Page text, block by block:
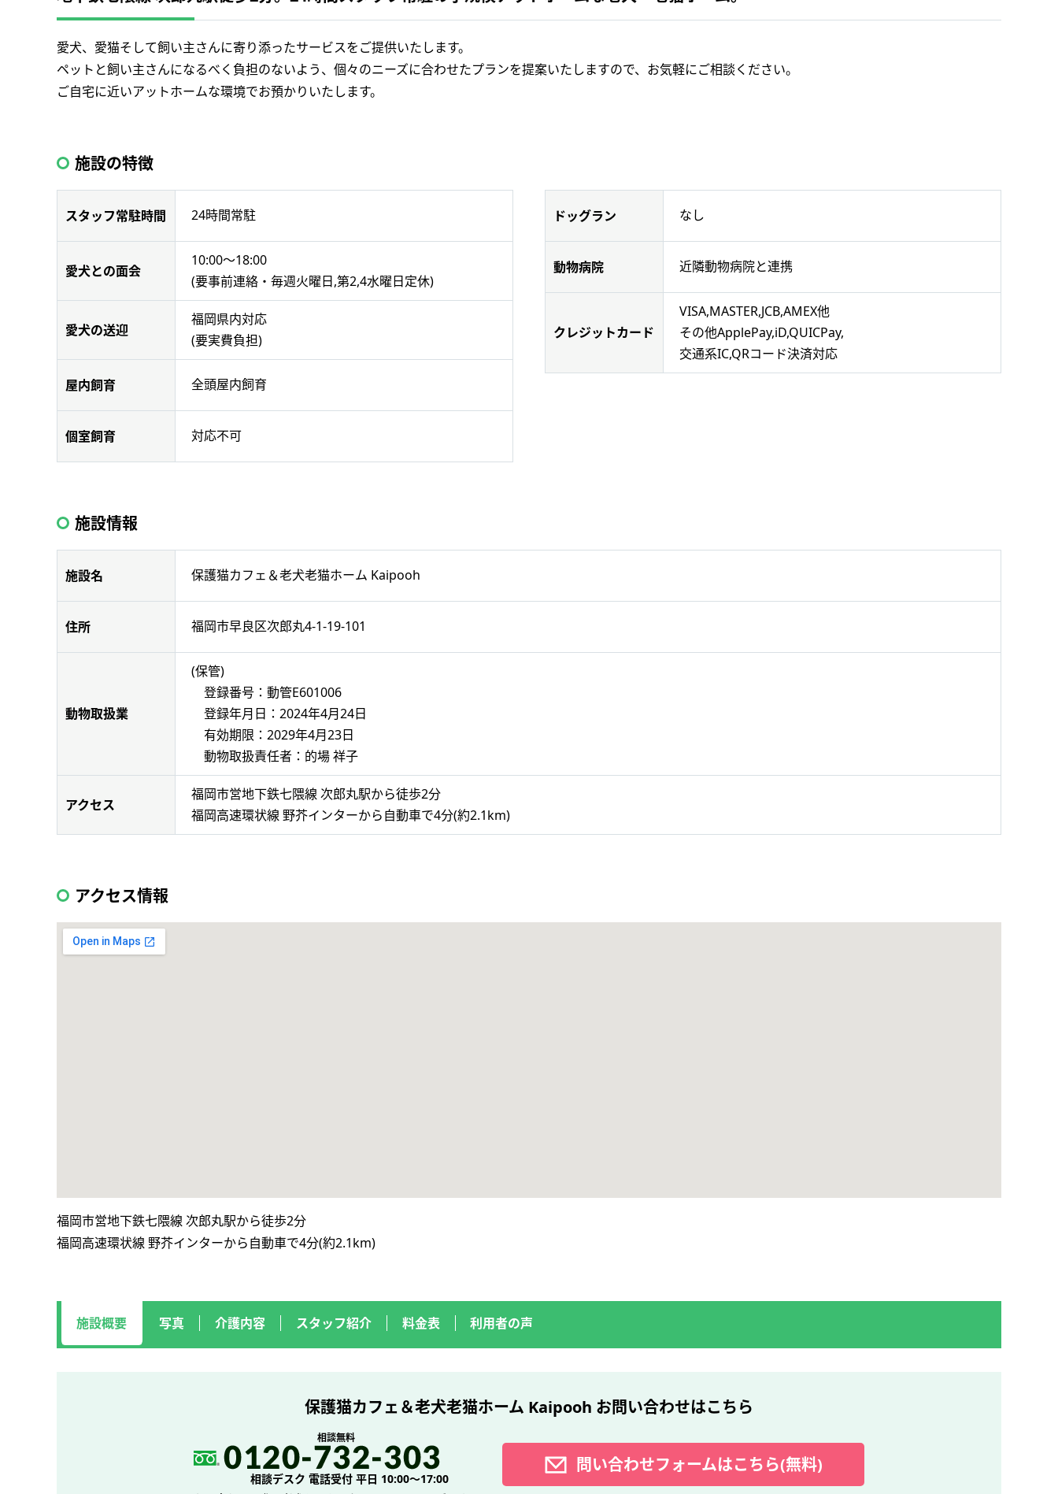
愛犬、愛猫そして飼い主さんに寄り添ったサービスをご提供いたします。
ペットと飼い主さんになるべく負担のないよう、個々のニーズに合わせたプランを提案いたしますので、お気軽にご相談ください。
ご自宅に近いアットホームな環境でお預かりいたします。
施設の特徴
スタッフ常駐時間 24時間常駐
愛犬との面会
10:00～18:00
(要事前連絡・毎週火曜日,第2,4水曜日定休)
愛犬の送迎
福岡県内対応
(要実費負担)
屋内飼育 全頭屋内飼育
個室飼育 対応不可
ドッグラン なし
動物病院 近隣動物病院と連携
クレジットカード
VISA,MASTER,JCB,AMEX他
その他ApplePay,iD,QUICPay,
交通系IC,QRコード決済対応
施設情報
施設名 保護猫カフェ＆老犬老猫ホーム Kaipooh
住所 福岡市早良区次郎丸4-1-19-101
動物取扱業
(保管)
登録番号：動管E601006
登録年月日：2024年4月24日
有効期限：2029年4月23日
動物取扱責任者：的場 祥子
アクセス
福岡市営地下鉄七隈線 次郎丸駅から徒歩2分
福岡高速環状線 野芥インターから自動車で4分(約2.1km)
アクセス情報
福岡市営地下鉄七隈線 次郎丸駅から徒歩2分
福岡高速環状線 野芥インターから自動車で4分(約2.1km)
施設概要 写真 介護内容 スタッフ紹介 料金表 利用者の声
保護猫カフェ＆老犬老猫ホーム Kaipooh お問い合わせはこちら
問い合わせフォームはこちら(無料)
相談無料
相談デスク 電話受付 平日 10:00～17:00